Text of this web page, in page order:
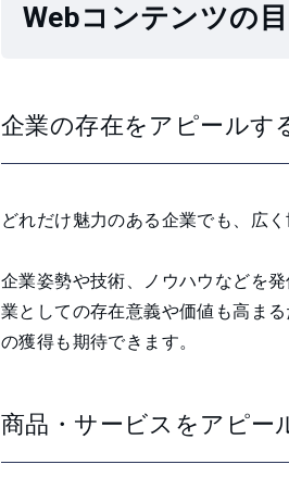
Webコンテンツの
企業の存在をアピールす
どれだけ魅力のある企業でも、広
企業姿勢や技術、ノウハウなどを
業としての存在意義や価値も高ま
の獲得も期待できます。
商品・サービスをアピー